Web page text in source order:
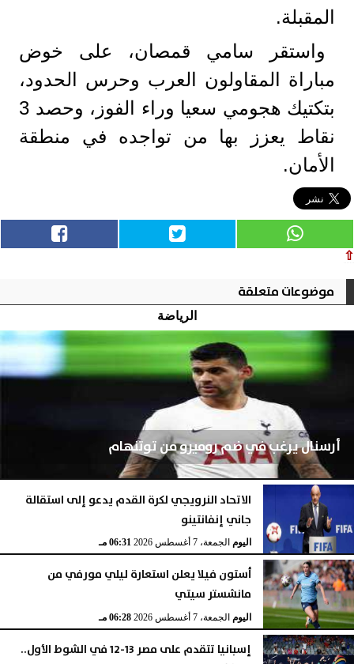
المقبلة.
واستقر سامي قمصان، على خوض
مباراة المقاولون العرب وحرس الحدود،
بتكتيك هجومي سعيا وراء الفوز، وحصد 3
نقاط يعزز بها من تواجده في منطقة
الأمان.
⇧
موضوعات متعلقة
الرياضة
أرسنال يرغب في ضم روميرو من توتنهام
الجمعة، 7 أغسطس 2026 07:03 مـ
الاتحاد النرويجي لكرة القدم يدعو إلى استقالة
جاني إنفانتينو
اليومالجمعة، 7 أغسطس 2026 06:31 مـ
أستون فيلا يعلن استعارة ليلي مورفي من
مانشستر سيتي
اليوم الجمعة، 7 أغسطس 2026 06:28 مـ
إسبانيا تتقدم على مصر 13-12 في الشوط الأول..